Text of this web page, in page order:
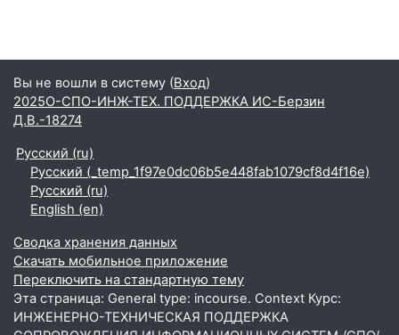
Вы не вошли в систему (Вход)
2025О-СПО-ИНЖ-ТЕХ. ПОДДЕРЖКА ИС-Берзин
Д.В.-18274
Русский ‎(ru)‎
Русский ‎(_temp_1f97e0dc06b5e448fab1079cf8d4f16e)‎
Русский ‎(ru)‎
English ‎(en)‎
Сводка хранения данных
Скачать мобильное приложение
Переключить на стандартную тему
Эта страница: General type: incourse. Context Курс:
ИНЖЕНЕРНО-ТЕХНИЧЕСКАЯ ПОДДЕРЖКА